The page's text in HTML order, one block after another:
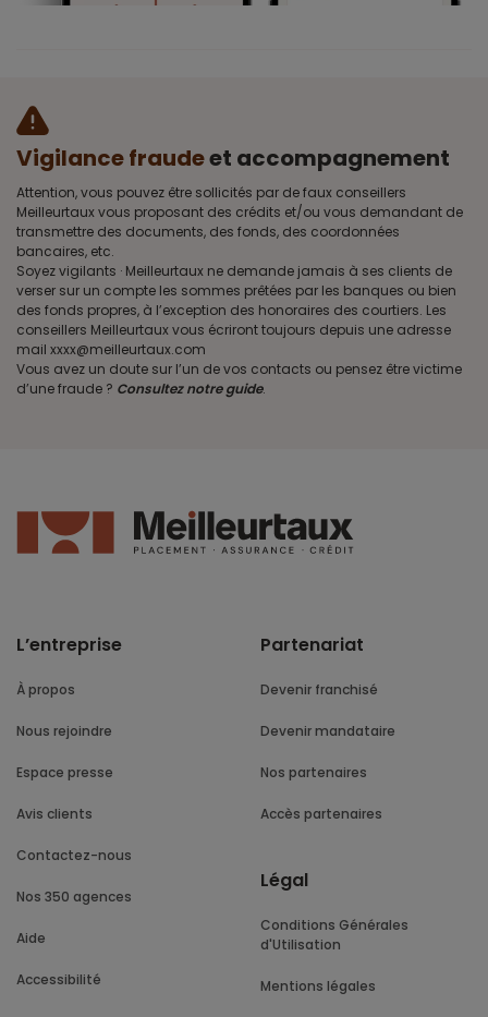
Vigilance fraudeet accompagnement
Attention, vous pouvez être sollicités par de faux conseillers
Meilleurtaux vous proposant des crédits et/ou vous demandant de
transmettre des documents, des fonds, des coordonnées
bancaires, etc.
Soyez vigilants · Meilleurtaux ne demande jamais à ses clients de
verser sur un compte les sommes prêtées par les banques ou bien
des fonds propres, à l’exception des honoraires des courtiers. Les
conseillers Meilleurtaux vous écriront toujours depuis une adresse
mail xxxx@meilleurtaux.com
Vous avez un doute sur l’un de vos contacts ou pensez être victime
d’une fraude ? Consultez notre guide.
L’entreprise
À propos
Nous rejoindre
Espace presse
Avis clients
Contactez-nous
Nos 350 agences
Aide
Accessibilité
Partenariat
Devenir franchisé
Devenir mandataire
Nos partenaires
Accès partenaires
Légal
Conditions Générales
d'Utilisation
Mentions légales